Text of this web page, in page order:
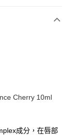
Cherry 10ml
成分，在唇部